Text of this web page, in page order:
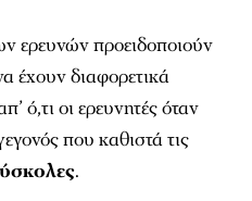
ερευνών προειδοποιούν
έχουν διαφορετικά
ό,τι οι ερευνητές όταν
που καθιστά τις
.